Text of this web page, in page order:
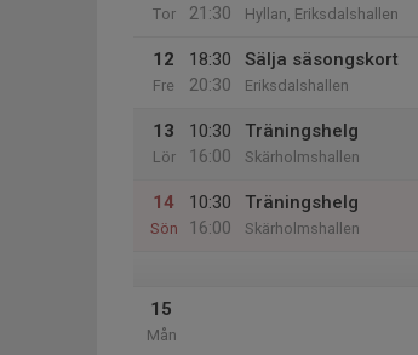
Tor
21:30
Hyllan, Eriksdalshallen
12
Fre
18:30
20:30
Sälja säsongskort
Eriksdalshallen
13
Lör
10:30
16:00
Träningshelg
Skärholmshallen
14
Sön
10:30
16:00
Träningshelg
Skärholmshallen
15
Mån